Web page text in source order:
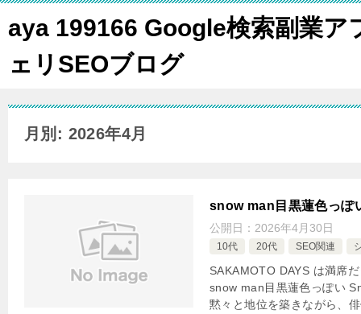
aya 199166 Google検索副業ア
ェリSEOブログ
月別: 2026年4月
snow man目黒蓮色っぽ
公開日： 2026年4月30日
10代 20代 SEO関連
SAKAMOTO DAYS は満席
snow man目黒蓮色っぽい
黙々と地位を築きながら、